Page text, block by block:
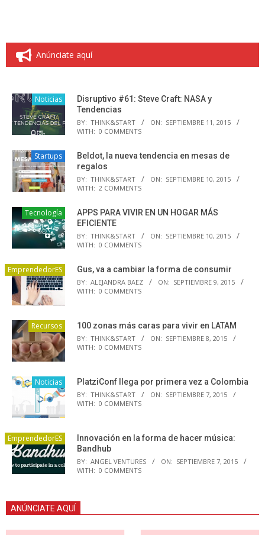
Anúnciate aquí
Noticias
Disruptivo #61: Steve Craft: NASA y
Tendencias
BY: THINK&START ON: SEPTIEMBRE 11, 2015
WITH: 0 COMMENTS
Startups
Beldot, la nueva tendencia en mesas de
regalos
BY: THINK&START ON: SEPTIEMBRE 10, 2015
WITH: 2 COMMENTS
Tecnología
APPS PARA VIVIR EN UN HOGAR MÁS
EFICIENTE
BY: THINK&START ON: SEPTIEMBRE 10, 2015
WITH: 0 COMMENTS
EmprendedorES Gus, va a cambiar la forma de consumir
BY: ALEJANDRA BAEZ ON: SEPTIEMBRE 9, 2015
WITH: 0 COMMENTS
Recursos 100 zonas más caras para vivir en LATAM
BY: THINK&START ON: SEPTIEMBRE 8, 2015
WITH: 0 COMMENTS
Noticias PlatziConf llega por primera vez a Colombia
BY: THINK&START ON: SEPTIEMBRE 7, 2015
WITH: 0 COMMENTS
EmprendedorES
Innovación en la forma de hacer música:
Bandhub
BY: ANGEL VENTURES ON: SEPTIEMBRE 7, 2015
WITH: 0 COMMENTS
ANÚNCIATE AQUÍ